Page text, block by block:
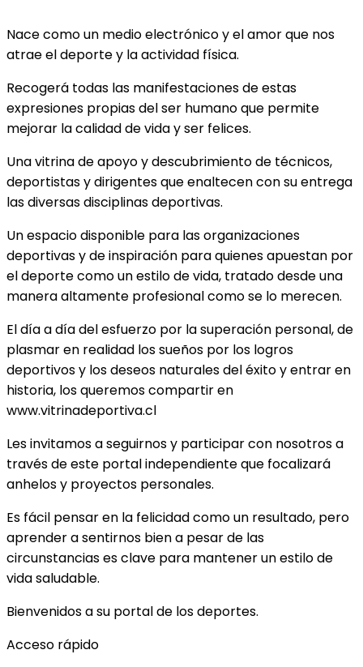
Nace como un medio electrónico y el amor que nos
atrae el deporte y la actividad física.
Recogerá todas las manifestaciones de estas
expresiones propias del ser humano que permite
mejorar la calidad de vida y ser felices.
Una vitrina de apoyo y descubrimiento de técnicos,
deportistas y dirigentes que enaltecen con su entrega
las diversas disciplinas deportivas.
Un espacio disponible para las organizaciones
deportivas y de inspiración para quienes apuestan por
el deporte como un estilo de vida, tratado desde una
manera altamente profesional como se lo merecen.
El día a día del esfuerzo por la superación personal, de
plasmar en realidad los sueños por los logros
deportivos y los deseos naturales del éxito y entrar en
historia, los queremos compartir en
www.vitrinadeportiva.cl
Les invitamos a seguirnos y participar con nosotros a
través de este portal independiente que focalizará
anhelos y proyectos personales.
Es fácil pensar en la felicidad como un resultado, pero
aprender a sentirnos bien a pesar de las
circunstancias es clave para mantener un estilo de
vida saludable.
Bienvenidos a su portal de los deportes.
Acceso rápido